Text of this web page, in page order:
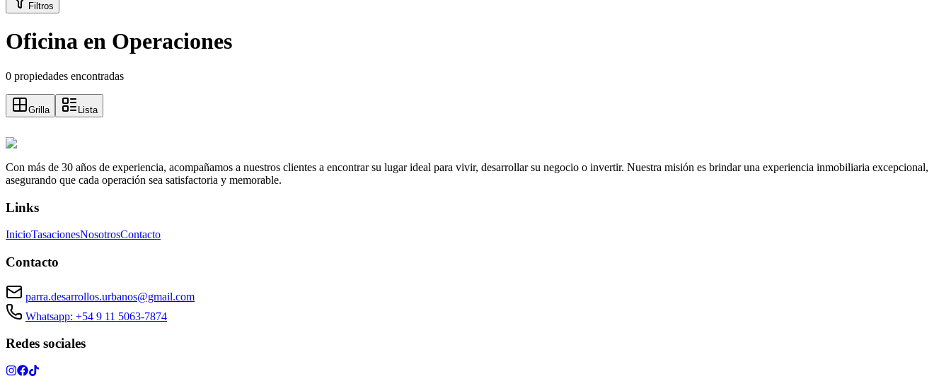
Filtros
Oficina en Operaciones
0 propiedades encontradas
Grilla Lista
Con más de 30 años de experiencia, acompañamos a nuestros clientes a encontrar su lugar ideal para vivir, desarrollar su negocio o invertir. Nuestra misión es brindar una experiencia inmobiliaria excepcional,
asegurando que cada operación sea satisfactoria y memorable.
Links
InicioTasacionesNosotrosContacto
Contacto
parra.desarrollos.urbanos@gmail.com
Whatsapp: +54 9 11 5063-7874
Redes sociales